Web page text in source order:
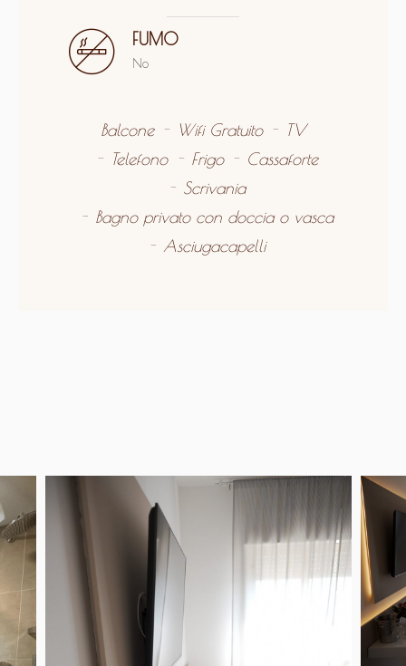
FUMO
No
Balcone Wifi Gratuito
TV
Telefono
Frigo
Cassaforte
Scrivania
Bagno privato con doccia o vasca
Asciugacapelli